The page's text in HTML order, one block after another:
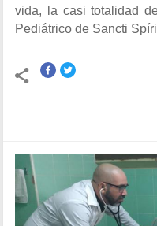
vida, la casi totalidad
Pediátrico de Sancti